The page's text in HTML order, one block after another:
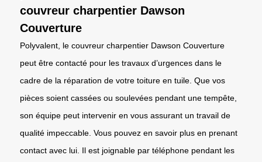
couvreur charpentier Dawson
Couverture
Polyvalent, le couvreur charpentier Dawson Couverture
peut être contacté pour les travaux d’urgences dans le
cadre de la réparation de votre toiture en tuile. Que vos
pièces soient cassées ou soulevées pendant une tempête,
son équipe peut intervenir en vous assurant un travail de
qualité impeccable. Vous pouvez en savoir plus en prenant
contact avec lui. Il est joignable par téléphone pendant les